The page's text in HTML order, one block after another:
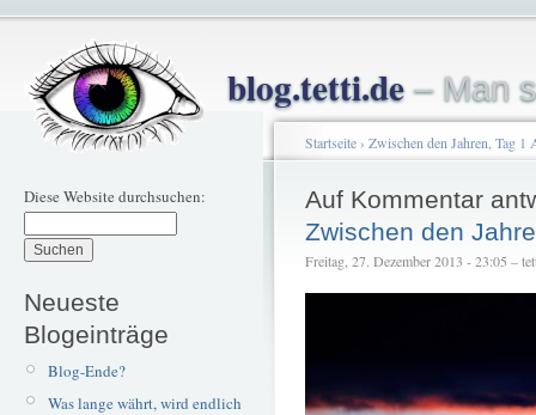
blog.tetti.de– Man
Diese Website durchsuchen:
Neueste
Blogeinträge
Blog-Ende?
Was lange währt, wird endlich
Startseite› Zwischen den Jahren, Tag 1
Auf Kommentar
Zwischen den
Freitag, 27. Dezember 2013 - 23:05 –